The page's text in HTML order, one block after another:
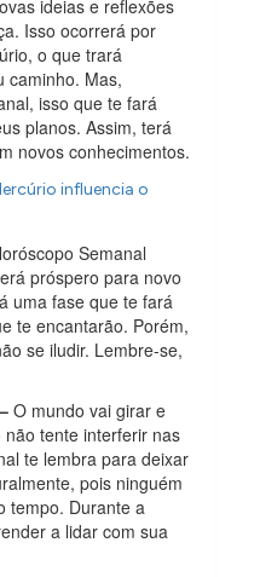
ideias e reflexões
Isso ocorrerá por
o que trará
caminho. Mas,
isso que te fará
planos. Assim, terá
novos conhecimentos.
influencia o
Semanal
próspero para novo
uma fase que te fará
te encantarão. Porém,
se iludir. Lembre-se,
O mundo vai girar e
tente interferir nas
te lembra para deixar
pois ninguém
tempo. Durante a
a lidar com sua